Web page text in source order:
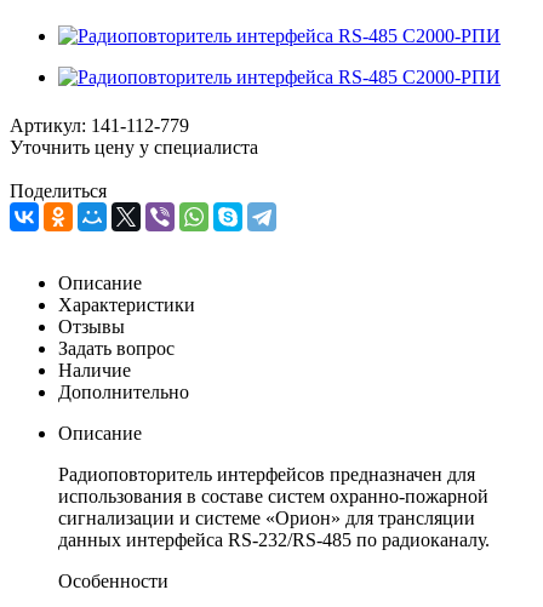
Артикул: 141-112-779
Уточнить цену у специалиста
Поделиться
Описание
Характеристики
Отзывы
Задать вопрос
Наличие
Дополнительно
Описание
Радиоповторитель интерфейсов предназначен для
использования в составе систем охранно-пожарной
сигнализации и системе «Орион» для трансляции
данных интерфейса RS-232/RS-485 по радиоканалу.
Особенности